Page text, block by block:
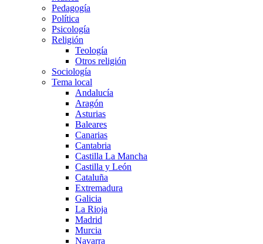
Pedagogía
Política
Psicología
Religión
Teología
Otros religión
Sociología
Tema local
Andalucía
Aragón
Asturias
Baleares
Canarias
Cantabria
Castilla La Mancha
Castilla y León
Cataluña
Extremadura
Galicia
La Rioja
Madrid
Murcia
Navarra